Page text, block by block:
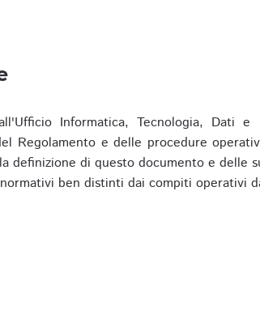
Informatica, Tecnologia, Dati
Regolamento e delle procedure
definizione di questo documento e delle
ben distinti dai compiti operativi